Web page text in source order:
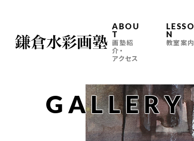
ABOU
T
画塾紹
介・
アクセス
LESSO
N
教室案内
GALLERY